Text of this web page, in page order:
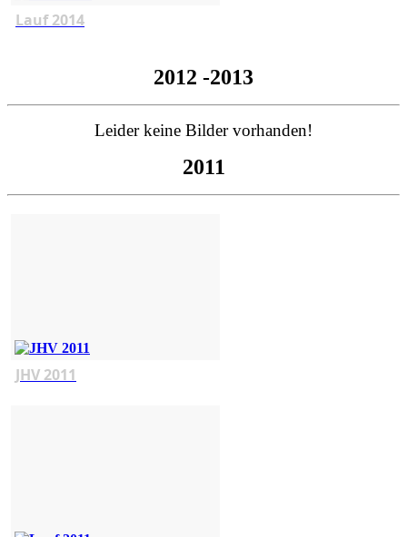
Lauf 2014
2012 -2013
Leider keine Bilder vorhanden!
2011
JHV 2011